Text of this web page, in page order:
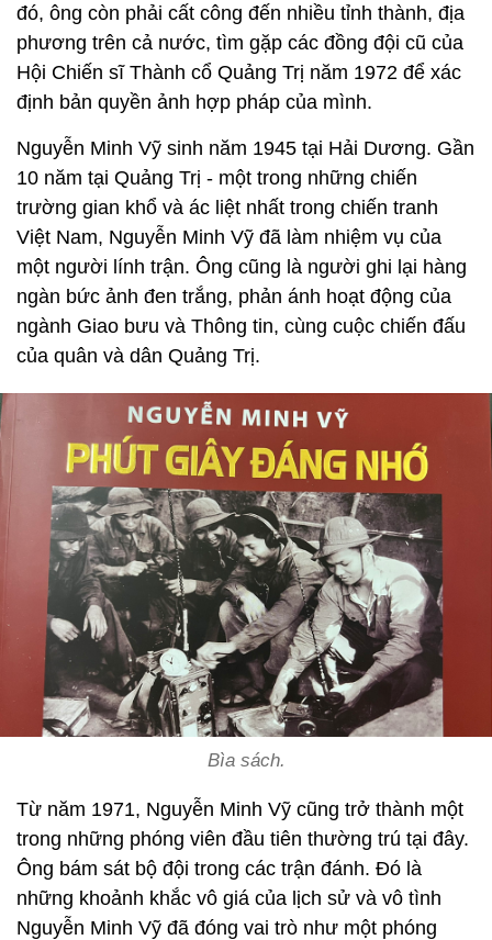
đó, ông còn phải cất công đến nhiều tỉnh thành, địa
phương trên cả nước, tìm gặp các đồng đội cũ của
Hội Chiến sĩ Thành cổ Quảng Trị năm 1972 để xác
định bản quyền ảnh hợp pháp của mình.
Nguyễn Minh Vỹ sinh năm 1945 tại Hải Dương. Gần
10 năm tại Quảng Trị - một trong những chiến
trường gian khổ và ác liệt nhất trong chiến tranh
Việt Nam, Nguyễn Minh Vỹ đã làm nhiệm vụ của
một người lính trận. Ông cũng là người ghi lại hàng
ngàn bức ảnh đen trắng, phản ánh hoạt động của
ngành Giao bưu và Thông tin, cùng cuộc chiến đấu
của quân và dân Quảng Trị.
Bìa sách.
Từ năm 1971, Nguyễn Minh Vỹ cũng trở thành một
trong những phóng viên đầu tiên thường trú tại đây.
Ông bám sát bộ đội trong các trận đánh. Đó là
những khoảnh khắc vô giá của lịch sử và vô tình
Nguyễn Minh Vỹ đã đóng vai trò như một phóng